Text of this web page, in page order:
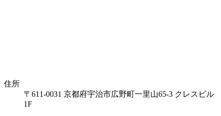
住所
〒611-0031 京都府宇治市広野町一里山65-3 クレスビル
1F